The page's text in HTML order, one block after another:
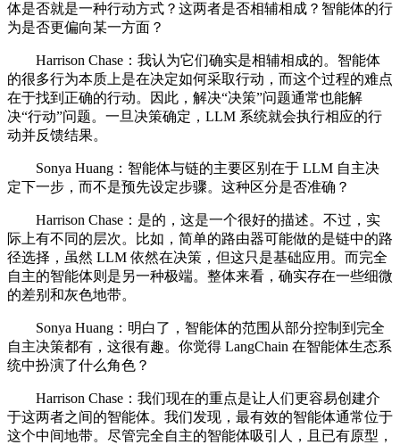
体是否就是一种行动方式？这两者是否相辅相成？智能体的行
为是否更偏向某一方面？
Harrison Chase：我认为它们确实是相辅相成的。智能体
的很多行为本质上是在决定如何采取行动，而这个过程的难点
在于找到正确的行动。因此，解决“决策”问题通常也能解
决“行动”问题。一旦决策确定，LLM 系统就会执行相应的行
动并反馈结果。
Sonya Huang：智能体与链的主要区别在于 LLM 自主决
定下一步，而不是预先设定步骤。这种区分是否准确？
Harrison Chase：是的，这是一个很好的描述。不过，实
际上有不同的层次。比如，简单的路由器可能做的是链中的路
径选择，虽然 LLM 依然在决策，但这只是基础应用。而完全
自主的智能体则是另一种极端。整体来看，确实存在一些细微
的差别和灰色地带。
Sonya Huang：明白了，智能体的范围从部分控制到完全
自主决策都有，这很有趣。你觉得 LangChain 在智能体生态系
统中扮演了什么角色？
Harrison Chase：我们现在的重点是让人们更容易创建介
于这两者之间的智能体。我们发现，最有效的智能体通常位于
这个中间地带。尽管完全自主的智能体吸引人，且已有原型，